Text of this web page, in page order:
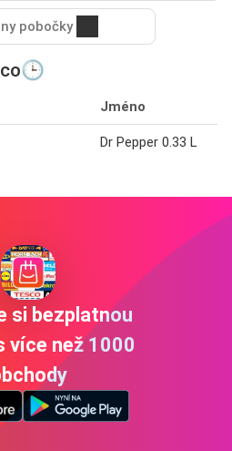
pobočky
Jméno
Dr Pepper 0.33 L
si bezplatnou
více než 1000